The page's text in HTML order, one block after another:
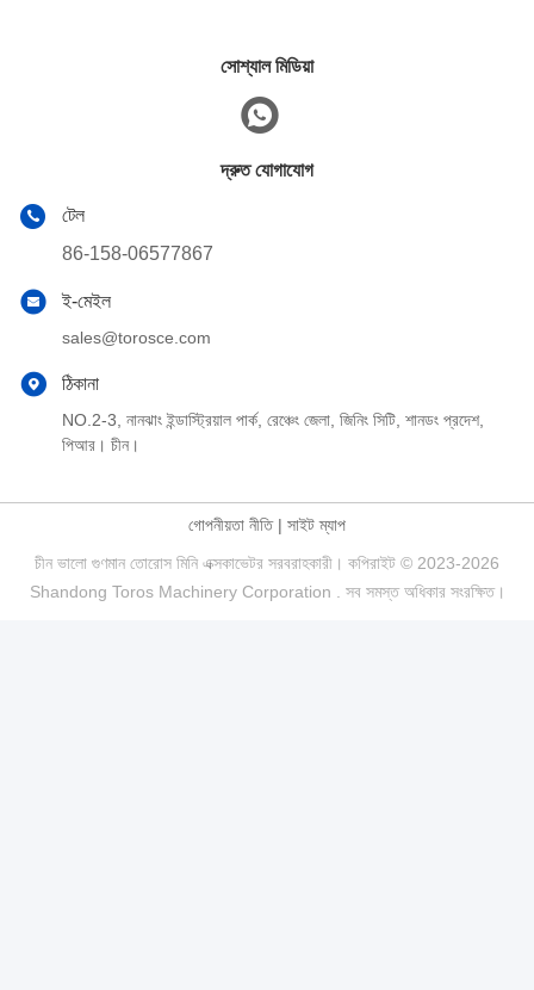
সোশ্যাল মিডিয়া
দ্রুত যোগাযোগ
টেল
86-158-06577867
ই-মেইল
sales@torosce.com
ঠিকানা
NO.2-3, নানঝাং ইন্ডাস্ট্রিয়াল পার্ক, রেঞ্চেং জেলা, জিনিং সিটি, শানডং প্রদেশ,
পিআর। চীন।
গোপনীয়তা নীতি| সাইট ম্যাপ
চীন ভালো গুণমান তোরোস মিনি এক্সকাভেটর সরবরাহকারী। কপিরাইট © 2023-2026
Shandong Toros Machinery Corporation . সব সমস্ত অধিকার সংরক্ষিত।